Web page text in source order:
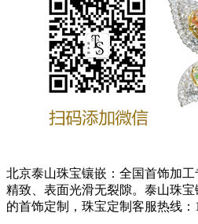
北京泰山珠宝镶嵌：全国首饰加
精致、表面光滑无裂隙。泰山珠
的首饰定制，珠宝定制客服热线：